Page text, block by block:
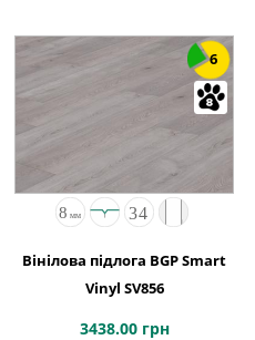
6
Вінілова підлога BGP Smart
Vinyl SV856
3438.00 грн